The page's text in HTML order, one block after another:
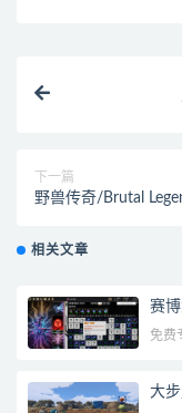
下一篇
野兽传奇/Brutal
相关文章
赛
免费
大